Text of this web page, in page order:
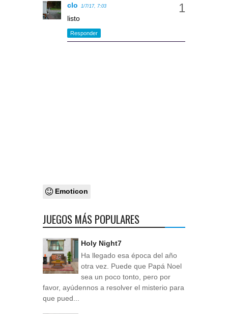
clo 1/7/17, 7:03
listo
Responder
Emoticon
JUEGOS MÁS POPULARES
Holy Night7
Ha llegado esa época del año
otra vez. Puede que Papá Noel
sea un poco tonto, pero por
favor, ayúdennos a resolver el misterio para
que pued...